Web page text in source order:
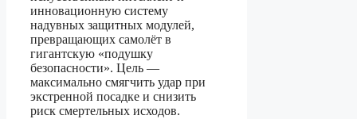
инновационную систему
надувных защитных модулей,
превращающих самолёт в
гигантскую «подушку
безопасности». Цель —
максимально смягчить удар при
экстренной посадке и снизить
риск смертельных исходов.